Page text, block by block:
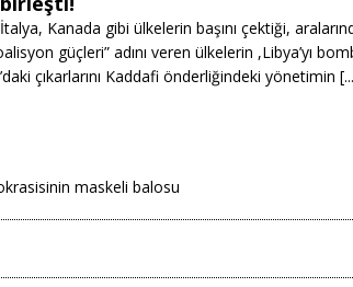
Kanada gibi ülkelerin başını çektiği,
güçleri” adını veren ülkelerin ,Libya’yı
çıkarlarını Kaddafi önderliğindeki yönetimin
maskeli balosu